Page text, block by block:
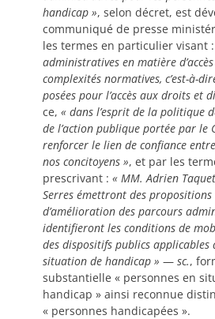
handicap », selon décret, est
communiqué de presse
les termes en particulier visant :
administratives en matière
complexités normatives, c’est-à-
posées pour l’accès aux droits et
ce, « dans l’esprit de la politique
de l’action publique portée par le
renforcer le lien de confiance
nos concitoyens », et par les
prescrivant : « MM. Adrien
Serres émettront des
d’amélioration des parcours
identifieront les conditions de
des dispositifs publics applicables
situation de handicap » — sc.,
substantielle « personnes en
handicap » ainsi reconnue
« personnes handicapées ».